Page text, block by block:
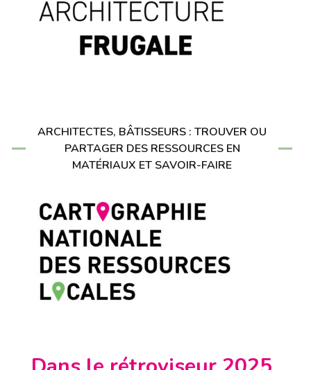
ARCHITECTES, BÂTISSEURS : TROUVER OU
PARTAGER DES RESSOURCES EN
MATÉRIAUX ET SAVOIR-FAIRE